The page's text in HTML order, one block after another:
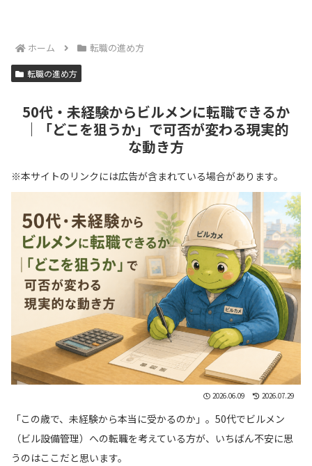
ホーム 転職の進め方
転職の進め方
50代・未経験からビルメンに転職できるか
｜「どこを狙うか」で可否が変わる現実的
な動き方
※本サイトのリンクには広告が含まれている場合があります。
2026.06.09 2026.07.29
「この歳で、未経験から本当に受かるのか」。50代でビルメン
（ビル設備管理）への転職を考えている方が、いちばん不安に思
うのはここだと思います。